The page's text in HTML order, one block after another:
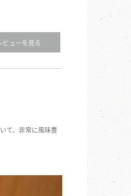
ビューを見る
て、非常に風味豊